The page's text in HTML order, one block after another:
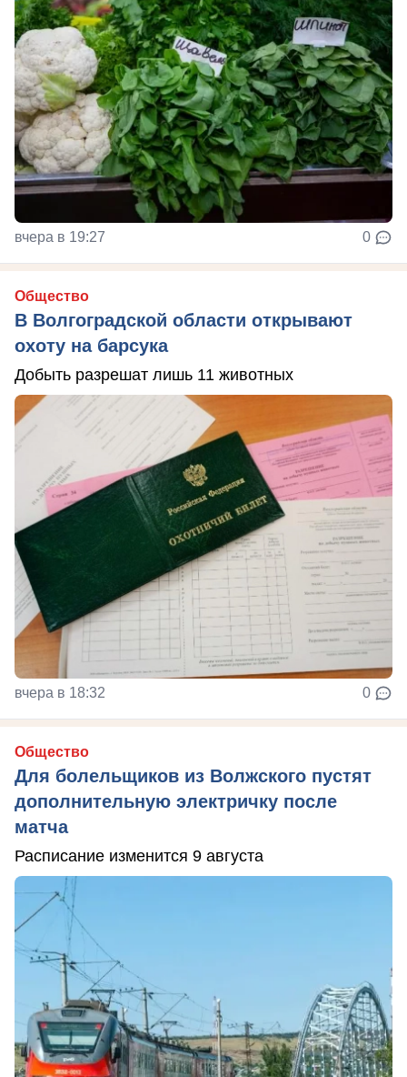
вчера в 19:27 0
Общество
В Волгоградской области открывают
охоту на барсука
Добыть разрешат лишь 11 животных
вчера в 18:32 0
Общество
Для болельщиков из Волжского пустят
дополнительную электричку после
матча
Расписание изменится 9 августа